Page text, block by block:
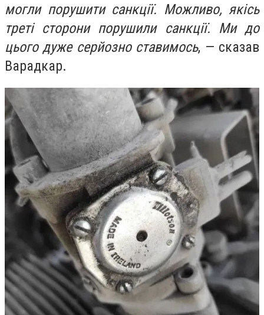
могли порушити санкції. Можливо, якісь
треті сторони порушили санкції. Ми до
цього дуже серйозно ставимось, — сказав
Варадкар.